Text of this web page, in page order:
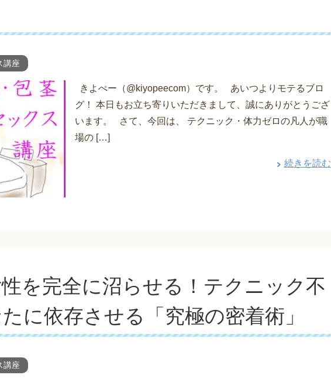
講座
きよぺー（@kiyopeecom）です。 あいつよりモテるブロ
グ！ 本日もお立ち寄りいただきまして、誠にありがとうござ
います。 さて、今回は、 テクニック・体力ゼロの凡人が職
場の […]
続きを読む
を完全に沼らせる！テクニック不
に依存させる「究極の密着術」
講座